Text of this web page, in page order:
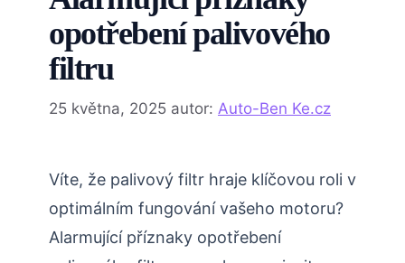
opotřebení palivového
filtru
25 května, 2025 autor: Auto-Ben Ke.cz
Víte, že palivový filtr hraje klíčovou roli v
optimálním fungování vašeho motoru?
Alarmující příznaky opotřebení